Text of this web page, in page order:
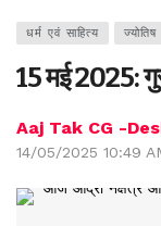
धर्म एवं साहित्य ज्योतिष
15 मई 2025:
Aaj Tak CG -
14/05/2025 10:49